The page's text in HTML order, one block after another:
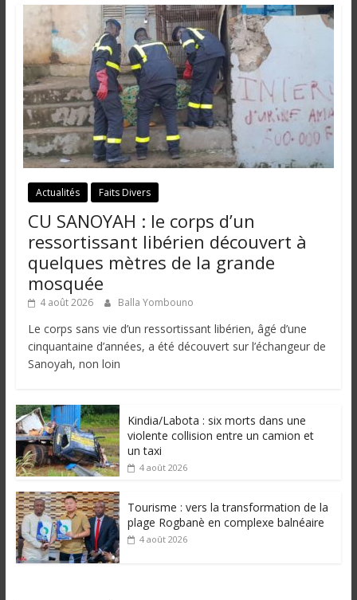
Actualités Faits Divers
CU SANOYAH : le corps d’un
ressortissant libérien découvert à
quelques mètres de la grande
mosquée
4 août 2026 Balla Yombouno
Le corps sans vie d’un ressortissant libérien, âgé d’une
cinquantaine d’années, a été découvert sur l’échangeur de
Sanoyah, non loin
Kindia/Labota : six morts dans une
violente collision entre un camion et
un taxi
4 août 2026
Tourisme : vers la transformation de la
plage Rogbanè en complexe balnéaire
4 août 2026